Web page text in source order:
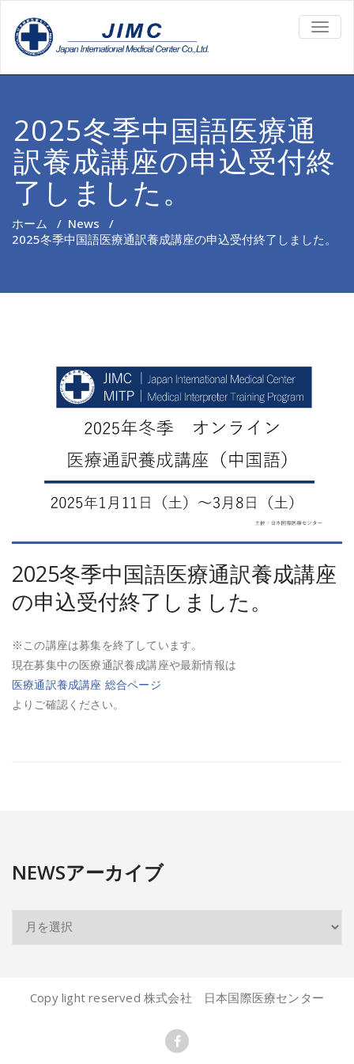
2025冬季中国語医療通
訳養成講座の申込受付終
了しました。
ホーム / News /
2025冬季中国語医療通訳養成講座の申込受付終了しました。
2025冬季中国語医療通訳養成講座
の申込受付終了しました。
※この講座は募集を終了しています。
現在募集中の医療通訳養成講座や最新情報は
医療通訳養成講座 総合ページ
よりご確認ください。
NEWSアーカイブ
Copy light reserved 株式会社 日本国際医療センター